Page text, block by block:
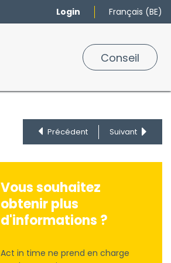
Login Français (BE)
Conseil
Précédent Suivant
Vous souhaitez
obtenir plus
d'informations ?
Act in time ne prend en charge